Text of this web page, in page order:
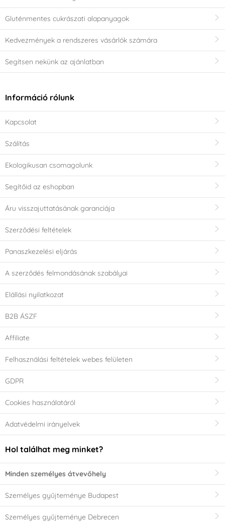
Gluténmentes cukrászati alapanyagok
Kedvezmények a rendszeres vásárlók számára
Segítsen nekünk az ajánlatban
Információ rólunk
Kapcsolat
Szálítás
Ekologikusan csomagolunk
Segítőid az eshopban
Áru visszajuttatásának garanciája
Szerződési feltételek
Panaszkezelési eljárás
A szerződés felmondásának szabályai
Elállási nyilatkozat
B2B ÁSZF
Affiliate
Felhasználási feltételek webes felületen
GDPR
Cookies használatáról
Adatvédelmi irányelvek
Hol találhat meg minket?
Minden személyes átvevőhely
Személyes gyűjteménye Budapest
Személyes gyűjteménye Debrecen